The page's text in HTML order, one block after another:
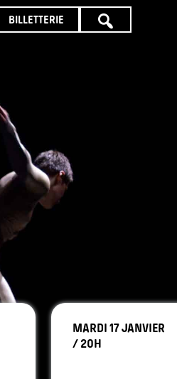
BILLETTERIE
TOUTE
MARDI 17 JANVIER
/ 20H